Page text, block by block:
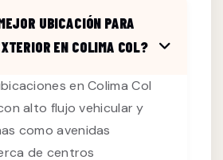
UBICACIÓN PARA
EN COLIMA COL?
en Colima Col
alto flujo vehicular y
como avenidas
de centros